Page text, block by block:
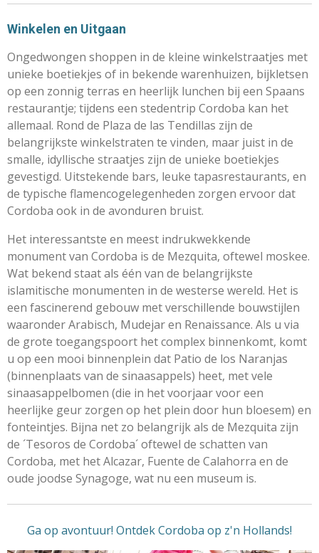
Winkelen en Uitgaan
Ongedwongen shoppen in de kleine winkelstraatjes met
unieke boetiekjes of in bekende warenhuizen, bijkletsen
op een zonnig terras en heerlijk lunchen bij een Spaans
restaurantje; tijdens een stedentrip Cordoba kan het
allemaal. Rond de Plaza de las Tendillas zijn de
belangrijkste winkelstraten te vinden, maar juist in de
smalle, idyllische straatjes zijn de unieke boetiekjes
gevestigd. Uitstekende bars, leuke tapasrestaurants, en
de typische flamencogelegenheden zorgen ervoor dat
Cordoba ook in de avonduren bruist.
Het interessantste en meest indrukwekkende
monument van Cordoba is de Mezquita, oftewel moskee.
Wat bekend staat als één van de belangrijkste
islamitische monumenten in de westerse wereld. Het is
een fascinerend gebouw met verschillende bouwstijlen
waaronder Arabisch, Mudejar en Renaissance. Als u via
de grote toegangspoort het complex binnenkomt, komt
u op een mooi binnenplein dat Patio de los Naranjas
(binnenplaats van de sinaasappels) heet, met vele
sinaasappelbomen (die in het voorjaar voor een
heerlijke geur zorgen op het plein door hun bloesem) en
fonteintjes. Bijna net zo belangrijk als de Mezquita zijn
de ´Tesoros de Cordoba´ oftewel de schatten van
Cordoba, met het Alcazar, Fuente de Calahorra en de
oude joodse Synagoge, wat nu een museum is.
Ga op avontuur! Ontdek Cordoba op z'n Hollands!